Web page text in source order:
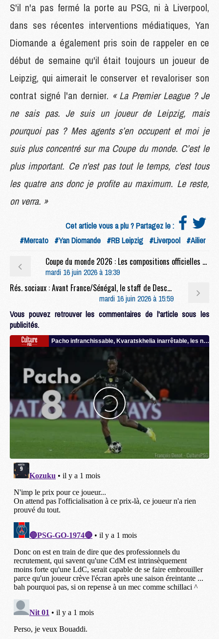
S'il n'a pas fermé la porte au PSG, ni à Liverpool,
dans ses récentes interventions médiatiques, Yan
Diomande a également pris soin de rappeler en ce
début de semaine qu'il était toujours un joueur de
Leipzig, qui aimerait le conserver et revaloriser son
contrat signé l'an dernier. « La Premier League ? Je
ne sais pas. Je suis un joueur de Leipzig, mais
pourquoi pas ? Mes agents s’en occupent et moi je
suis plus concentré sur ma Coupe du monde. C’est le
plus important. Ce n'est pas tout le temps, c'est tous
les quatre ans donc je profite au maximum. Le reste,
on verra. »
Cet article vous a plu ? Partagez le :
#Mercato #Yan Diomande #RB Leipzig #Liverpool #Ailier
Coupe du monde 2026 : Les compositions officielles de France/Sénégal avec 2 joueurs du PSG
mardi 16 juin 2026 à 19:39
Rés. sociaux : Avant France/Sénégal, le staff de Deschamps s'inspire de Luis Enrique
mardi 16 juin 2026 à 15:59
Vous pouvez retrouver les commentaires de l'article sous les
publicités.